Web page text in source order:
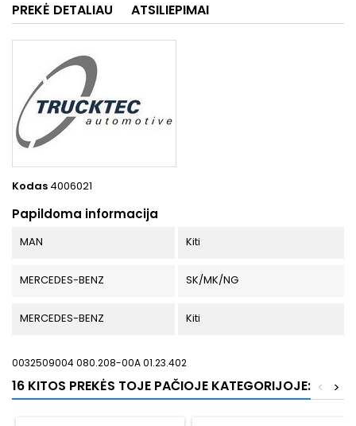
PREKĖ DETALIAU ATSILIEPIMAI
Kodas 4006021
Papildoma informacija
MAN Kiti
MERCEDES-BENZ SK/MK/NG
MERCEDES-BENZ Kiti
0032509004 080.208-00A 01.23.402
16 KITOS PREKĖS TOJE PAČIOJE KATEGORIJOJE: >
<